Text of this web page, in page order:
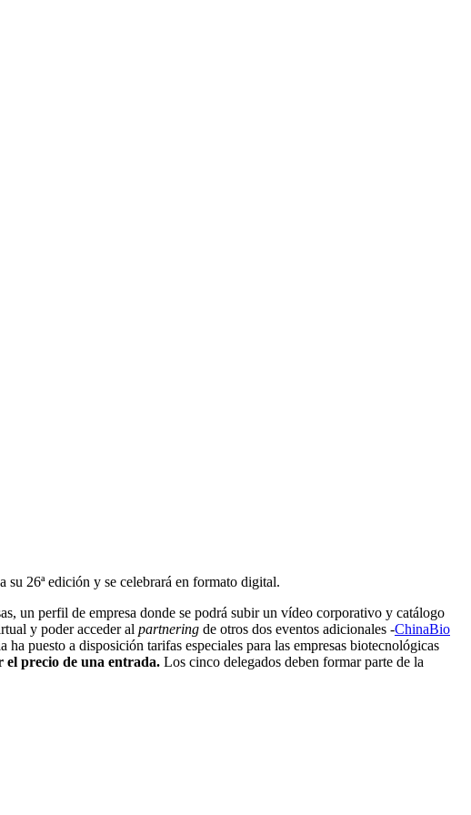
26ª edición y se celebrará en formato digital.
un perfil de empresa donde se podrá subir un vídeo corporativo y catálogo
y poder acceder al partnering de otros dos eventos adicionales -ChinaBio
puesto a disposición tarifas especiales para las empresas biotecnológicas
el precio de una entrada. Los cinco delegados deben formar parte de la